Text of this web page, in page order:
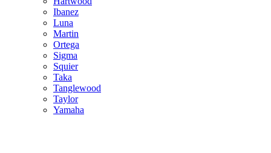
Ibanez
Luna
Martin
Ortega
Sigma
Squier
Taka
Tanglewood
Taylor
Yamaha